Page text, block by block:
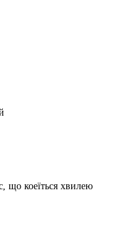
що коеїться хвилею